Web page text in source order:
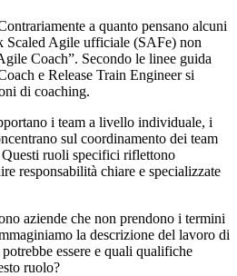
a quanto pensano alcuni
Scaled Agile ufficiale (SAFe) non
Coach”. Secondo le linee guida
e Release Train Engineer si
di coaching.
i team a livello individuale, i
sul coordinamento dei team
ruoli specifici riflettono
responsabilità chiare e specializzate
aziende che non prendono i termini
la descrizione del lavoro di
essere e quali qualifiche
ruolo?